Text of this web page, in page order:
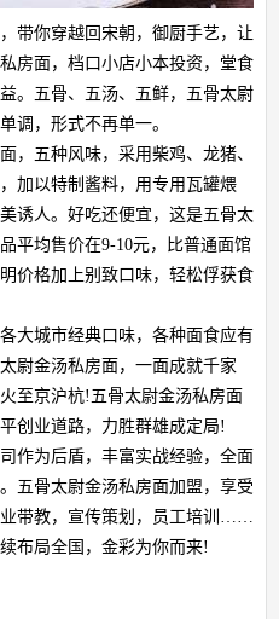
带你穿越回宋朝，御厨手艺，让
房面，档口小店小本投资，堂食
。五骨、五汤、五鲜，五骨太尉
调，形式不再单一。
，五种风味，采用柴鸡、龙猪、
加以特制酱料，用专用瓦罐煨
诱人。好吃还便宜，这是五骨太
平均售价在9-10元，比普通面馆
价格加上别致口味，轻松俘获食
大城市经典口味，各种面食应有
尉金汤私房面，一面成就千家
至京沪杭!五骨太尉金汤私房面
创业道路，力胜群雄成定局!
作为后盾，丰富实战经验，全面
五骨太尉金汤私房面加盟，享受
带教，宣传策划，员工培训……
布局全国，金彩为你而来!